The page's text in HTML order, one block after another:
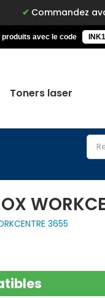
Commandez avant
avec le code
Toners laser
3655